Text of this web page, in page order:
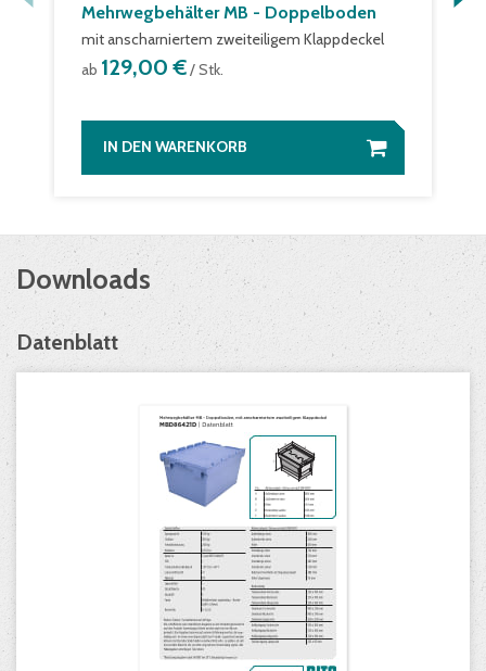
Mehrwegbehälter MB - Doppelboden
mit anscharniertem zweiteiligem Klappdeckel
ab 129,00 €/ Stk.
IN DEN WARENKORB
Downloads
Datenblatt